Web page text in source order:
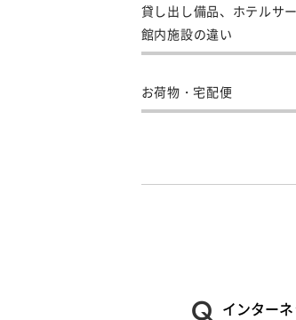
貸し出し備品、ホテルサー
館内施設の違い
お荷物・宅配便
インター